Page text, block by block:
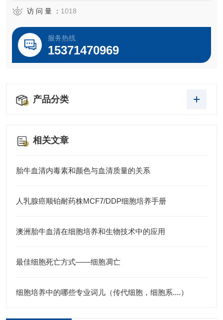
访 问 量 ： 1018
服务热线
15371470969
产品分类
相关文章
胎牛血清内毒素和颜色与血清质量的关系
人乳腺癌顺铂耐药株MCF7/DDP细胞培养手册
澳洲胎牛血清在细胞培养和生物技术中的应用
最佳细胞死亡方式——细胞凋亡
细胞培养中的哪些专业词儿（传代细胞，细胞系....）